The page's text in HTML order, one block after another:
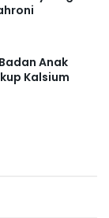
Anak
Kalsium